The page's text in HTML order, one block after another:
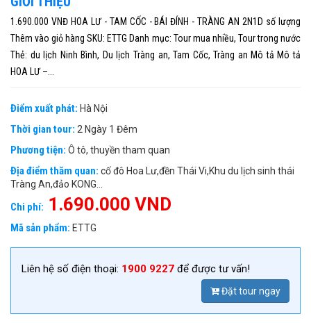
1.690.000 VNĐ HOA LƯ - TAM CỐC - BÁI ĐÍNH - TRÀNG AN 2N1D số lượng
Thêm vào giỏ hàng SKU: ETTG Danh mục: Tour mua nhiều, Tour trong nước
Thẻ: du lịch Ninh Bình, Du lịch Tràng an, Tam Cốc, Tràng an Mô tả Mô tả
HOA LƯ –...
Điểm xuất phát: Hà Nội
Thời gian tour: 2 Ngày 1 Đêm
Phương tiện: Ô tô, thuyền tham quan
Địa điểm thăm quan: cố đô Hoa Lư,đền Thái Vi,Khu du lịch sinh thái
Tràng An,đảo KONG...
Chi phí: 1.690.000 VND
Mã sản phẩm: ETTG
Liên hệ số điện thoại: 1900 9227 để được tư vấn!
Đặt tour ngay